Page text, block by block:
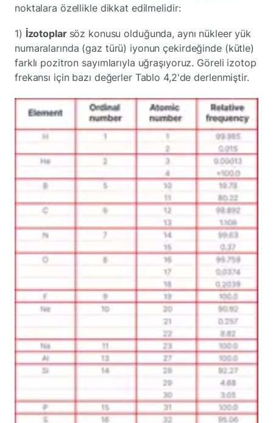
noktalara özellikle dikkat edilmelidir:
1) İzotoplar söz konusu olduğunda, aynı nükleer yük
numaralarında (gaz türü) iyonun çekirdeğinde (kütle)
farklı pozitron sayımlarıyla uğraşıyoruz. Göreli izotop
frekansı için bazı değerler Tablo 4,2'de derlenmiştir.